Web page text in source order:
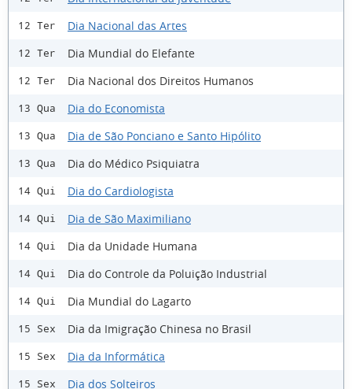
12 Ter Dia Nacional das Artes
12 Ter Dia Mundial do Elefante
12 Ter Dia Nacional dos Direitos Humanos
13 Qua Dia do Economista
13 Qua Dia de São Ponciano e Santo Hipólito
13 Qua Dia do Médico Psiquiatra
14 Qui Dia do Cardiologista
14 Qui Dia de São Maximiliano
14 Qui Dia da Unidade Humana
14 Qui Dia do Controle da Poluição Industrial
14 Qui Dia Mundial do Lagarto
15 Sex Dia da Imigração Chinesa no Brasil
15 Sex Dia da Informática
15 Sex Dia dos Solteiros